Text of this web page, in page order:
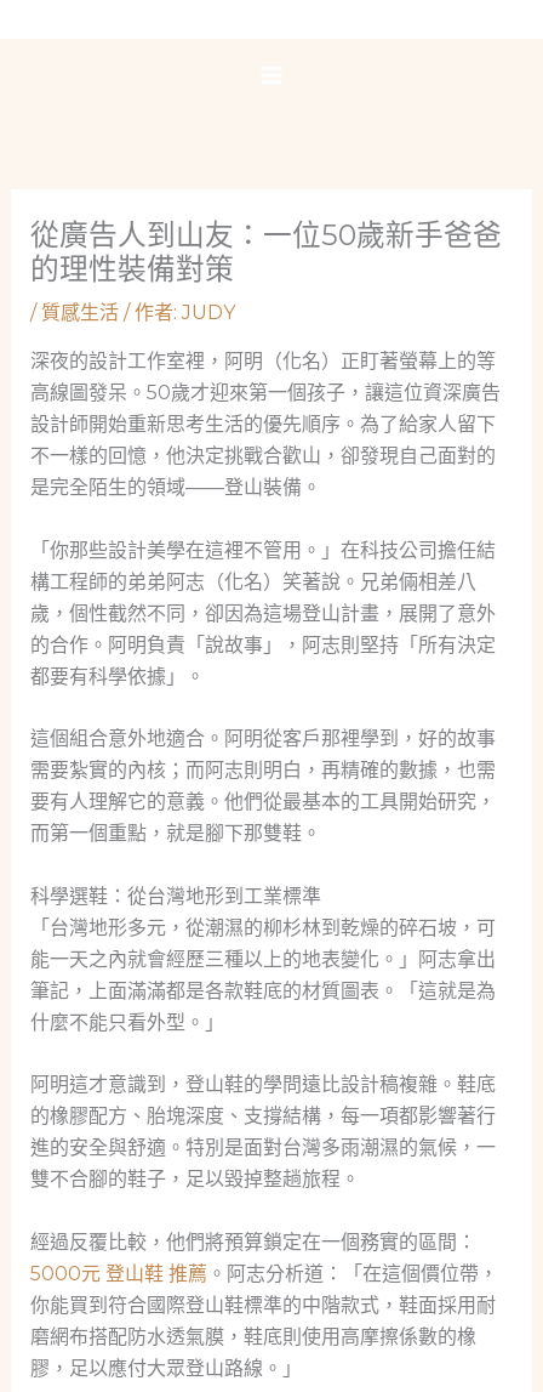
從廣告人到山友：一位50歲新手爸爸
的理性裝備對策
/ 質感生活/ 作者:JUDY
深夜的設計工作室裡，阿明（化名）正盯著螢幕上的等
高線圖發呆。50歲才迎來第一個孩子，讓這位資深廣告
設計師開始重新思考生活的優先順序。為了給家人留下
不一樣的回憶，他決定挑戰合歡山，卻發現自己面對的
是完全陌生的領域——登山裝備。
「你那些設計美學在這裡不管用。」在科技公司擔任結
構工程師的弟弟阿志（化名）笑著說。兄弟倆相差八
歲，個性截然不同，卻因為這場登山計畫，展開了意外
的合作。阿明負責「說故事」，阿志則堅持「所有決定
都要有科學依據」。
這個組合意外地適合。阿明從客戶那裡學到，好的故事
需要紮實的內核；而阿志則明白，再精確的數據，也需
要有人理解它的意義。他們從最基本的工具開始研究，
而第一個重點，就是腳下那雙鞋。
科學選鞋：從台灣地形到工業標準
「台灣地形多元，從潮濕的柳杉林到乾燥的碎石坡，可
能一天之內就會經歷三種以上的地表變化。」阿志拿出
筆記，上面滿滿都是各款鞋底的材質圖表。「這就是為
什麼不能只看外型。」
阿明這才意識到，登山鞋的學問遠比設計稿複雜。鞋底
的橡膠配方、胎塊深度、支撐結構，每一項都影響著行
進的安全與舒適。特別是面對台灣多雨潮濕的氣候，一
雙不合腳的鞋子，足以毀掉整趟旅程。
經過反覆比較，他們將預算鎖定在一個務實的區間：
5000元 登山鞋 推薦 。阿志分析道：「在這個價位帶，
你能買到符合國際登山鞋標準的中階款式，鞋面採用耐
磨網布搭配防水透氣膜，鞋底則使用高摩擦係數的橡
膠，足以應付大眾登山路線。」